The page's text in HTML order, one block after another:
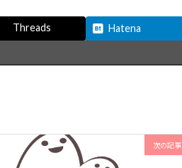
Threads Hatena
次の記事